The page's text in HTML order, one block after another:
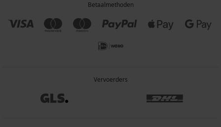
Betaalmethoden
Vervoerders